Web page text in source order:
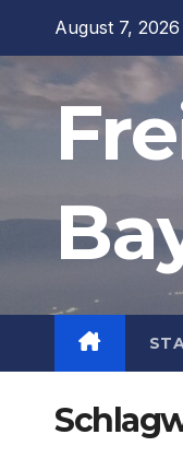
springen
August 7, 2026